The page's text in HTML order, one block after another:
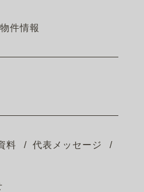
件情報
料 代表メッセージ